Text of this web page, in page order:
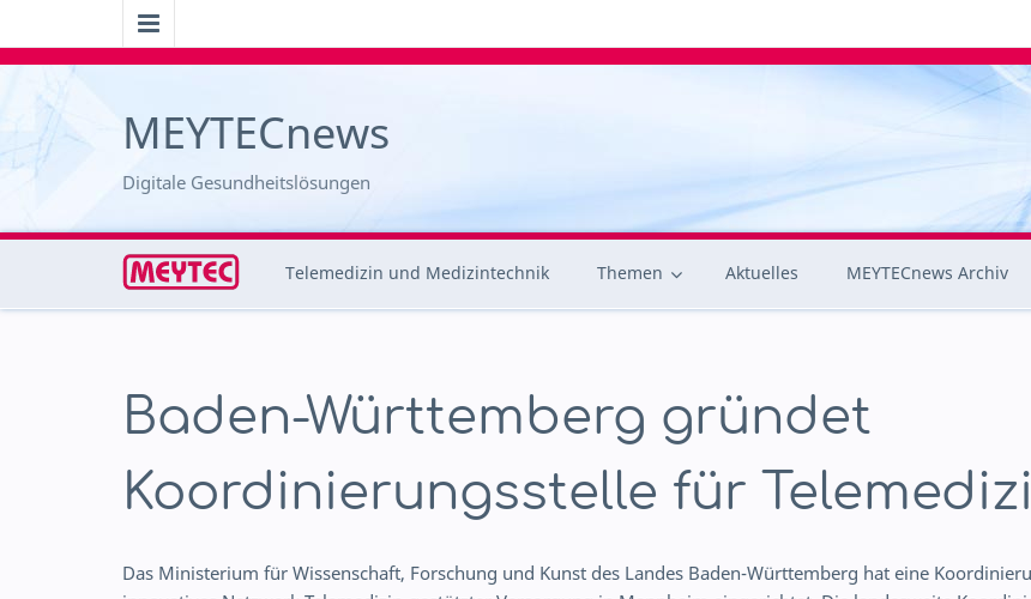
MEYTECnews
Digitale Gesundheitslösungen
Telemedizin und Medizintechnik Themen Aktuelles MEYTECnews Archiv
Baden-Württemberg gründet
Koordinierungsstelle für
Das Ministerium für Wissenschaft, Forschung und Kunst des Landes Baden-Württemberg hat eine